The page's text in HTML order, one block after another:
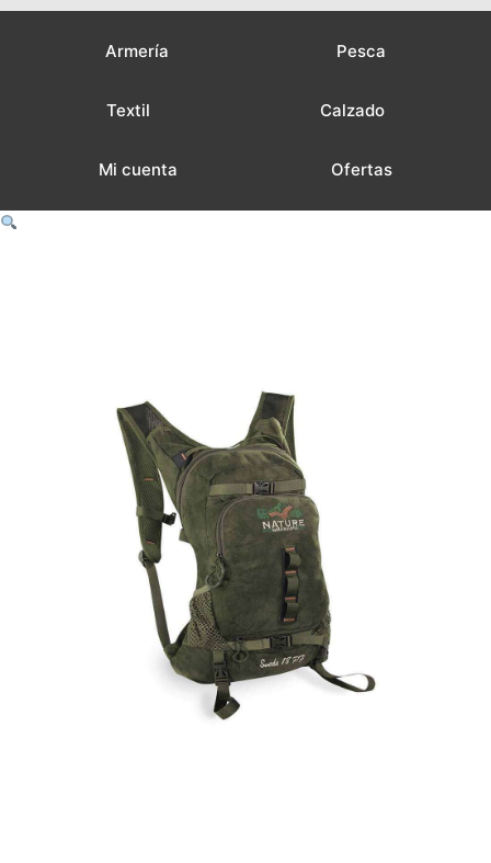
Armería Pesca
Textil Calzado
Mi cuenta Ofertas